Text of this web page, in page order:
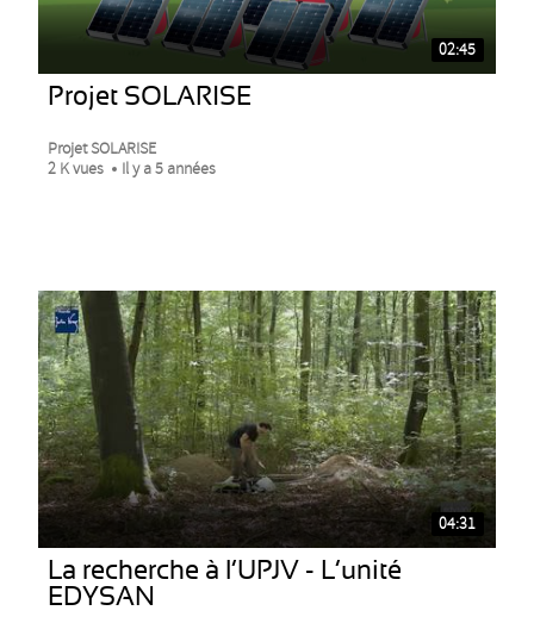
02:45
Projet SOLARISE
Projet SOLARISE
2 K vues
Il y a 5 années
04:31
La recherche à l’UPJV - L’unité
EDYSAN